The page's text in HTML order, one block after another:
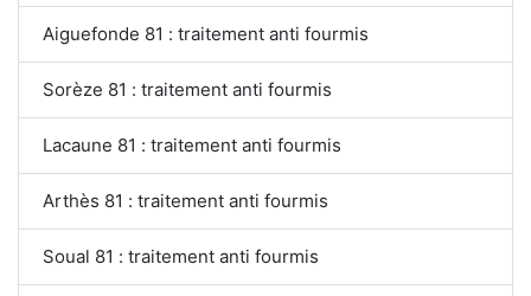
Aiguefonde 81 : traitement anti fourmis
Sorèze 81 : traitement anti fourmis
Lacaune 81 : traitement anti fourmis
Arthès 81 : traitement anti fourmis
Soual 81 : traitement anti fourmis